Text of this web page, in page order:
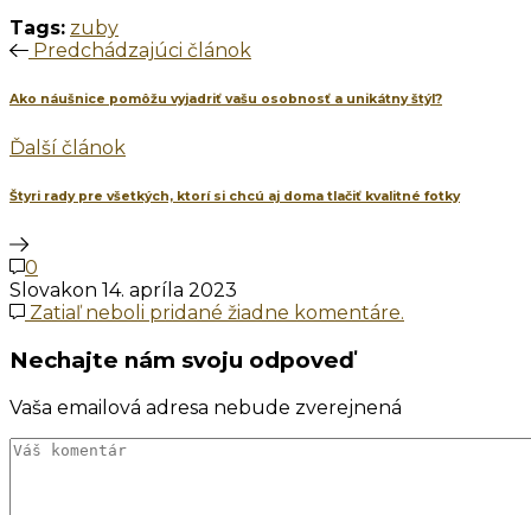
Tags: zuby
Predchádzajúci článok
Ako náušnice pomôžu vyjadriť vašu osobnosť a unikátny štýl?
Ďalší článok
Štyri rady pre všetkých, ktorí si chcú aj doma tlačiť kvalitné fotky
0
Slovakon 14. apríla 2023
Zatiaľ neboli pridané žiadne komentáre.
Nechajte nám svoju odpoveď
Vaša emailová adresa nebude zverejnená